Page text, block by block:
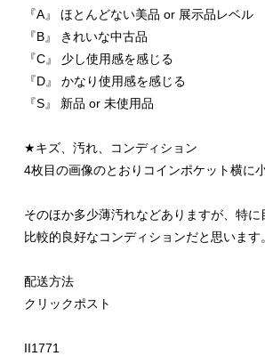
『A』 ほとんどない美品 or 展示品レベル
『B』 きれいな中古品
『C』 少し使用感を感じる
『D』 かなり使用感を感じる
『S』 新品 or 未使用品
★キズ、汚れ、コンディション
4枚目の画像のとおりコインポケット横に
そのほか多少薄汚れなどありますが、特に
比較的良好なコンディションだと思います。
配送方法
クリックポスト
II1771